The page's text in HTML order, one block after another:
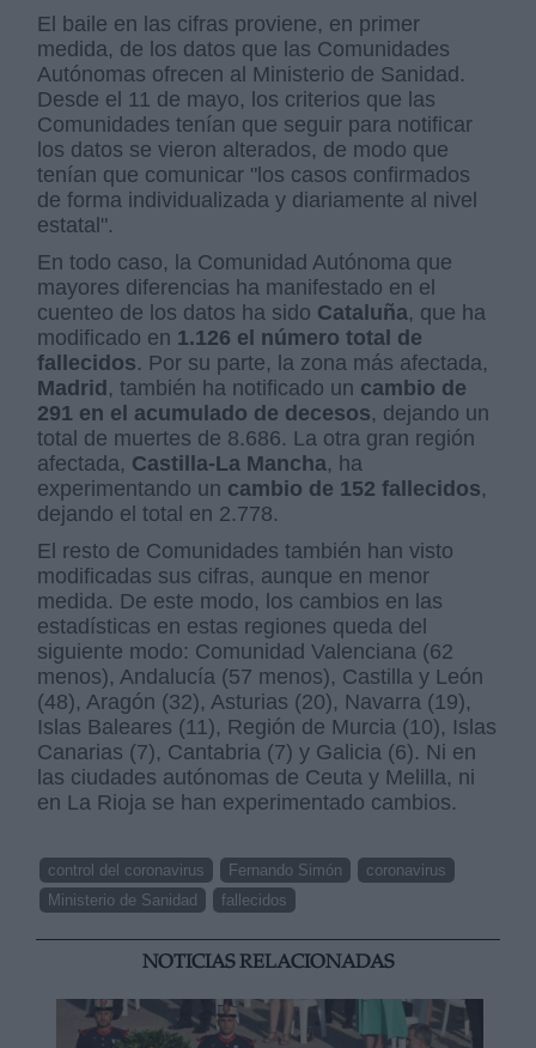
El baile en las cifras proviene, en primer
medida, de los datos que las Comunidades
Autónomas ofrecen al Ministerio de Sanidad.
Desde el 11 de mayo, los criterios que las
Comunidades tenían que seguir para notificar
los datos se vieron alterados, de modo que
tenían que comunicar "los casos confirmados
de forma individualizada y diariamente al nivel
estatal".
En todo caso, la Comunidad Autónoma que
mayores diferencias ha manifestado en el
cuenteo de los datos ha sido Cataluña, que ha
modificado en 1.126 el número total de
fallecidos. Por su parte, la zona más afectada,
Madrid, también ha notificado un cambio de
291 en el acumulado de decesos, dejando un
total de muertes de 8.686. La otra gran región
afectada, Castilla-La Mancha, ha
experimentando un cambio de 152 fallecidos,
dejando el total en 2.778.
El resto de Comunidades también han visto
modificadas sus cifras, aunque en menor
medida. De este modo, los cambios en las
estadísticas en estas regiones queda del
siguiente modo: Comunidad Valenciana (62
menos), Andalucía (57 menos), Castilla y León
(48), Aragón (32), Asturias (20), Navarra (19),
Islas Baleares (11), Región de Murcia (10), Islas
Canarias (7), Cantabria (7) y Galicia (6). Ni en
las ciudades autónomas de Ceuta y Melilla, ni
en La Rioja se han experimentado cambios.
control del coronavirus Fernando Simón
coronavirus
Ministerio de Sanidad
fallecidos
NOTICIAS RELACIONADAS